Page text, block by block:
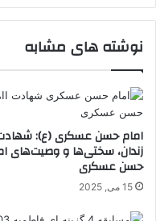
نوشته های مشابه
امام حسن عسکری (ع):
زندان، سختی‌ها و وصیت‌های
حسن عسکری
15 می, 2025